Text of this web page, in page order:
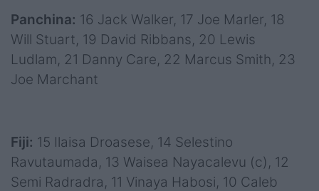
Panchina: 16 Jack Walker, 17 Joe Marler, 18
Will Stuart, 19 David Ribbans, 20 Lewis
Ludlam, 21 Danny Care, 22 Marcus Smith, 23
Joe Marchant
Fiji: 15 Ilaisa Droasese, 14 Selestino
Ravutaumada, 13 Waisea Nayacalevu (c), 12
Semi Radradra, 11 Vinaya Habosi, 10 Caleb